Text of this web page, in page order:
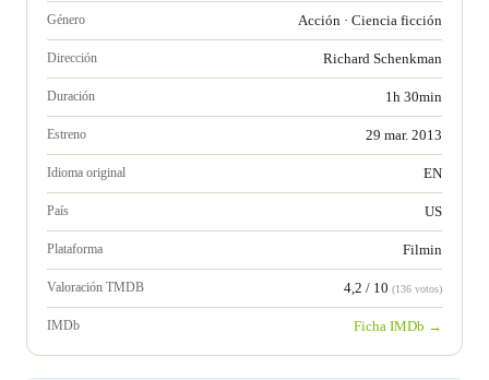
Género Acción · Ciencia ficción
Dirección Richard Schenkman
Duración 1h 30min
Estreno 29 mar. 2013
Idioma original EN
País US
Plataforma Filmin
Valoración TMDB 4,2 / 10 (136 votos)
IMDb Ficha IMDb →